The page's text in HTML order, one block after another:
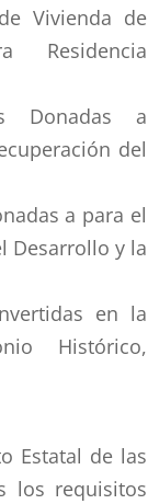
Vivienda de
Residencia
Donadas a
del
a para el
Desarrollo y la
en la
Histórico,
Estatal de las
los requisitos